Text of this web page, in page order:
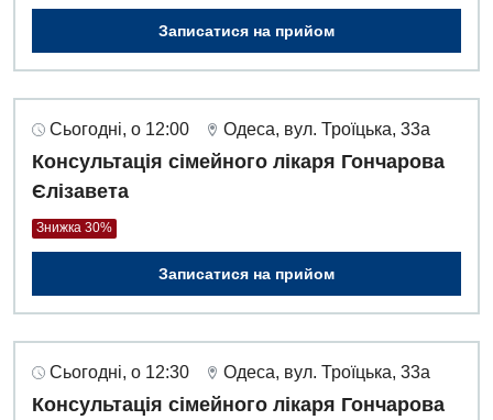
Оториноларингологія
Офтальмологічне відділення
Педіатричне відділення
Пульмонологія
Судинна хірургія
Записатися на прийом
Сьогодні, о 12:00 Одеса, вул. Троїцька, 33а
Консультація сімейного лікаря Гончарова
Єлізавета
Знижка 30%
Записатися на прийом
Сьогодні, о 12:30 Одеса, вул. Троїцька, 33а
Консультація сімейного лікаря Гончарова